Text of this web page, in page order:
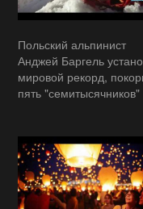
Польский альпинист
Анджей Баргель
мировой рекорд,
пять "семитысячников"